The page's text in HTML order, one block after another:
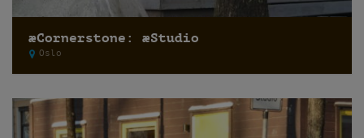
æCornerstone: æStudio
Oslo